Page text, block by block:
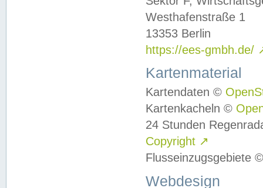
Westhafenstraße 1
13353 Berlin
https://ees-gmbh.de/
Kartenmaterial
Kartendaten ©
Kartenkacheln ©
24 Stunden
Copyright ↗
Flusseinzugsgebiete
Webdesign